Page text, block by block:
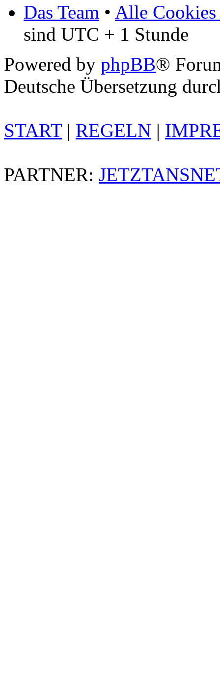
Das Team • Alle Cookies
sind UTC + 1 Stunde
Powered by phpBB®
Deutsche Übersetzung
START| REGELN |
PARTNER: